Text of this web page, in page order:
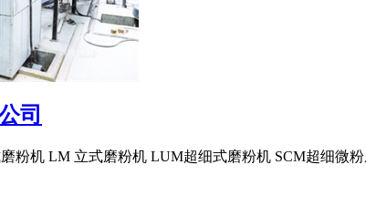
司
粉机 LM 立式磨粉机 LUM超细式磨粉机 SCM超细微